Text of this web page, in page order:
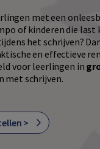
met een
of kinderen die last
het schrijven?
en effectieve
voor leerlingen in
met schrijven.
>